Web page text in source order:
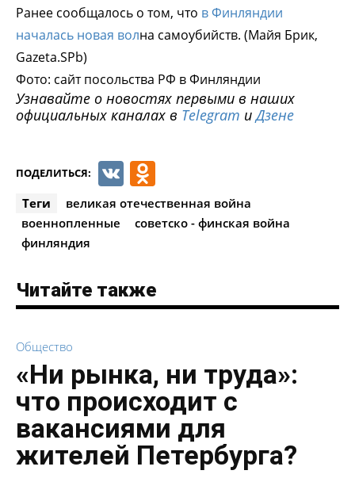
Ранее сообщалось о том, что в Финляндии
началась новая волна самоубийств. (Майя Брик,
Gazeta.SPb)
Фото: сайт посольства РФ в Финляндии
Узнавайте о новостях первыми в наших
официальных каналах в Telegram иДзене
ПОДЕЛИТЬСЯ: VK
Теги
великая отечественная война
военнопленные
советско - финская война
финляндия
Читайте также
Общество
«Ни рынка, ни труда»:
что происходит с
вакансиями для
жителей Петербурга?